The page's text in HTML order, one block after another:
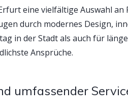
eine vielfältige Auswahl
durch modernes Design,
in der Stadt als auch für
Ansprüche.
umfassender